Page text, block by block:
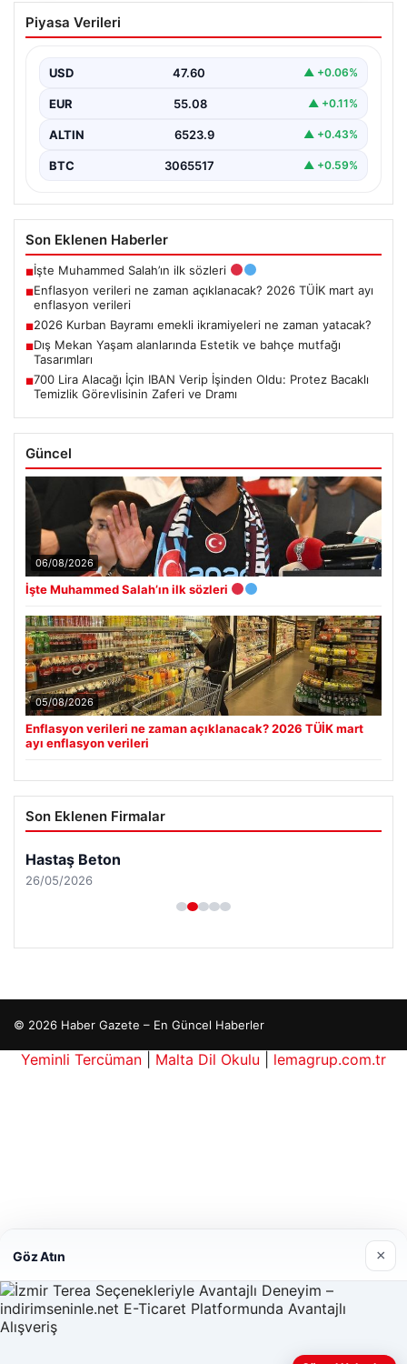
Enflasyon verileri ne zaman
açıklanacak? 2026 TÜİK mart ayı
Piyasa Verileri
USD 47.60 ▲ +0.06%
EUR 55.08 ▲ +0.11%
ALTIN 6523.9 ▲ +0.43%
BTC 3065517 ▲ +0.59%
Son Eklenen Haberler
■İşte Muhammed Salah’ın ilk sözleri
■Enflasyon verileri ne zaman açıklanacak? 2026 TÜİK mart ayı
enflasyon verileri
■2026 Kurban Bayramı emekli ikramiyeleri ne zaman yatacak?
■Dış Mekan Yaşam alanlarında Estetik ve bahçe mutfağı
Tasarımları
■700 Lira Alacağı İçin IBAN Verip İşinden Oldu: Protez Bacaklı
Temizlik Görevlisinin Zaferi ve Dramı
Güncel
06/08/2026
İşte Muhammed Salah’ın ilk sözleri
05/08/2026
Enflasyon verileri ne zaman açıklanacak? 2026 TÜİK mart
ayı enflasyon verileri
Son Eklenen Firmalar
Hastaş Beton
26/05/2026
© 2026 Haber Gazete – En Güncel Haberler
Göz Atın ×
Yeminli Tercüman Malta Dil Okulu
lemagrup.com.tr